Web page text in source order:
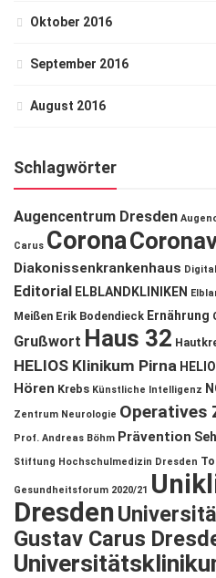
Oktober 2016
September 2016
August 2016
Schlagwörter
Augencentrum Dresden
Carus Corona
Diakonissenkrankenhaus
Editorial ELBLANDKLINIKEN
Meißen Erik Bodendieck Ernährung
Grußwort Haus 32
HELIOS Klinikum Pirna
Hören Krebs Künstliche Intelligenz
Zentrum Neurologie Operatives
Prof. Andreas Böhm Prävention
Stiftung Hochschulmedizin Dresden
Gesundheitsforum 2020/21
Dresden
Gustav Carus